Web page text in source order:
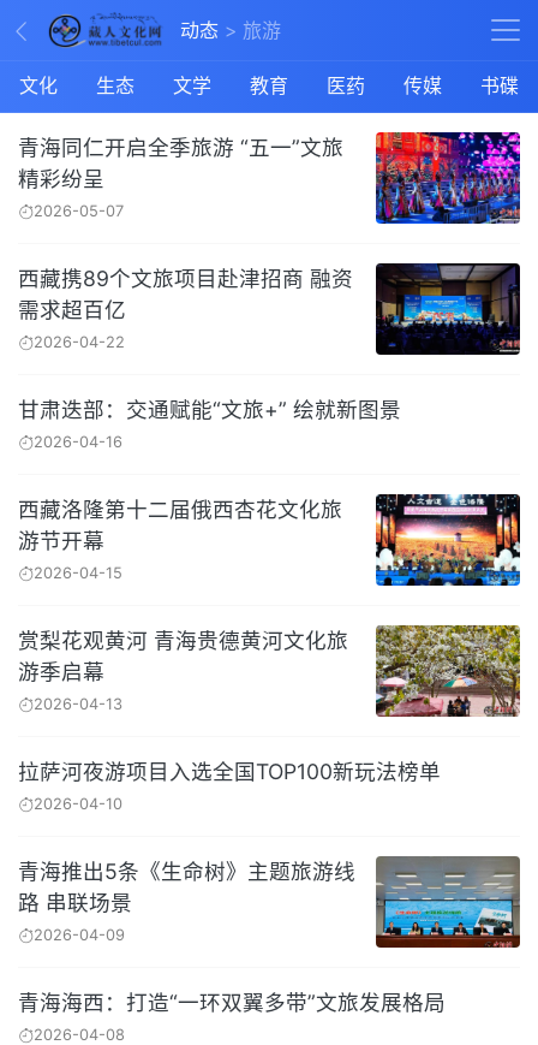
动态 旅游
文化 生态 文学 教育 医药 传媒 书碟
青海同仁开启全季旅游 “五一”文旅
精彩纷呈
2026-05-07
西藏携89个文旅项目赴津招商 融资
需求超百亿
2026-04-22
甘肃迭部：交通赋能“文旅+” 绘就新图景
2026-04-16
西藏洛隆第十二届俄西杏花文化旅
游节开幕
2026-04-15
赏梨花观黄河 青海贵德黄河文化旅
游季启幕
2026-04-13
拉萨河夜游项目入选全国TOP100新玩法榜单
2026-04-10
青海推出5条《生命树》主题旅游线
路 串联场景
2026-04-09
青海海西：打造“一环双翼多带”文旅发展格局
2026-04-08